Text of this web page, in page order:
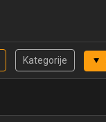
Kategorije